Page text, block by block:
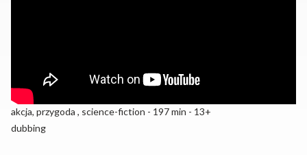
akcja, przygoda , science-fiction - 197 min - 13+
dubbing